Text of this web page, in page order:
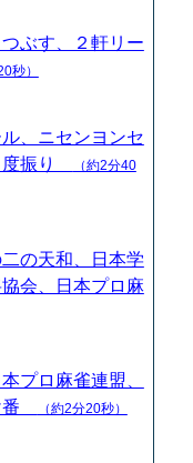
ぶす、２軒リー
秒）
、ニセンヨンセ
度振り
（約2分40
の天和、日本学
会、日本プロ麻
プロ麻雀連盟、
番
（約2分20秒）